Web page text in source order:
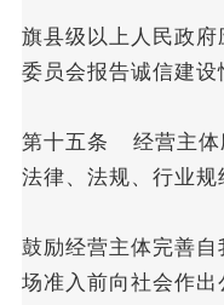
旗县级以上人民政
委员会报告诚信建设
第十五条 经营主体
法律、法规、行业规
鼓励经营主体完善
场准入前向社会作